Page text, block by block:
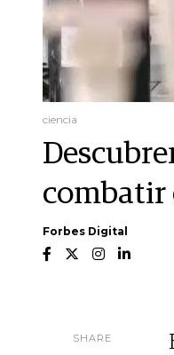
ciencia
combatir
Forbes Digital
SHARE